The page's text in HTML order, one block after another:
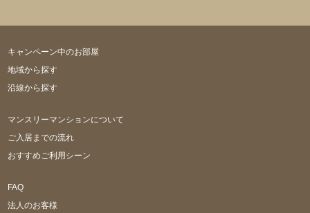
キャンペーン中のお部屋
地域から探す
沿線から探す
マンスリーマンションについて
ご入居までの流れ
おすすめご利用シーン
FAQ
法人のお客様